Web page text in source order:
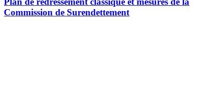
Commission de Surendettement